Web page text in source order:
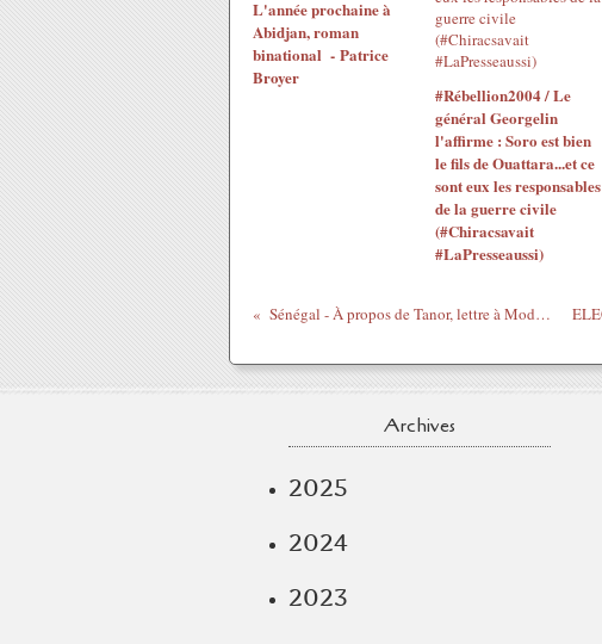
L'année prochaine à
Abidjan, roman
binational - Patrice
Broyer
#Rébellion2004 / Le
général Georgelin
l'affirme : Soro est bien
le fils de Ouattara...et ce
sont eux les responsables
de la guerre civile
(#Chiracsavait
#LaPresseaussi)
Sénégal - À propos de Tanor, lettre à Mody Niang - Malick Noël Seck
Archives
2025
2024
2023